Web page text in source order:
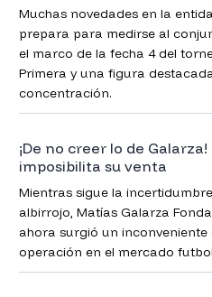
Muchas novedades en la
prepara para medirse al
el marco de la fecha 4 del
Primera y una figura
concentración.
¡De no creer lo de
imposibilita su venta
Mientras sigue la
albirrojo, Matías Galarza
ahora surgió un
operación en el mercado